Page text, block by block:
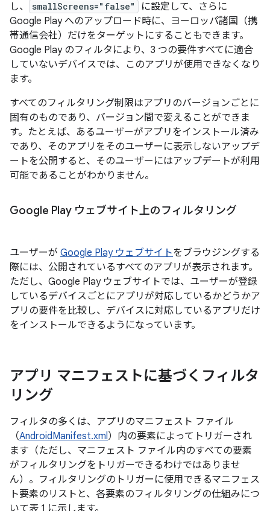
し、
smallScreens="false"
に設定して、さらに
Google Play へのアップロード時に、ヨーロッパ諸国（携
帯通信会社）だけをターゲットにすることもできます。
Google Play のフィルタにより、3 つの要件すべてに適合
していないデバイスでは、このアプリが使用できなくなり
ます。
すべてのフィルタリング制限はアプリのバージョンごとに
固有のものであり、バージョン間で変えることができま
す。たとえば、あるユーザーがアプリをインストール済み
であり、そのアプリをそのユーザーに表示しないアップデ
ートを公開すると、そのユーザーにはアップデートが利用
可能であることがわかりません。
Google Play ウェブサイト上のフィルタリング
ユーザーが Google Play ウェブサイトをブラウジングする
際には、公開されているすべてのアプリが表示されます。
ただし、Google Play ウェブサイトでは、ユーザーが登録
しているデバイスごとにアプリが対応しているかどうかア
プリの要件を比較し、デバイスに対応しているアプリだけ
をインストールできるようになっています。
アプリ マニフェストに基づくフィルタ
リング
フィルタの多くは、アプリのマニフェスト ファイル
（AndroidManifest.xml）内の要素によってトリガーされ
ます（ただし、マニフェスト ファイル内のすべての要素
がフィルタリングをトリガーできるわけではありませ
ん）。フィルタリングのトリガーに使用できるマニフェス
ト要素のリストと、各要素のフィルタリングの仕組みにつ
いて表 1 に示します。